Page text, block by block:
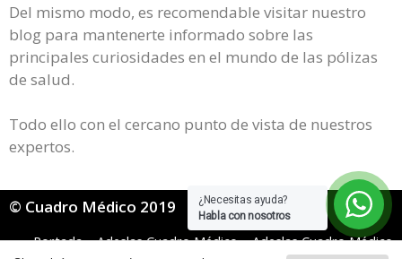
¿Necesitas ayuda?
Habla con nosotros
Del mismo modo, es recomendable visitar nuestro
blog para mantenerte informado sobre las
principales curiosidades en el mundo de las pólizas
de salud.
Todo ello con el cercano punto de vista de nuestros
expertos.
© Cuadro Médico 2019
Portada»Adeslas Cuadro Médico»Adeslas Cuadro Médico